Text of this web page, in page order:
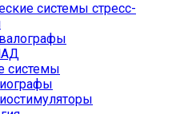
системы стресс-
системы